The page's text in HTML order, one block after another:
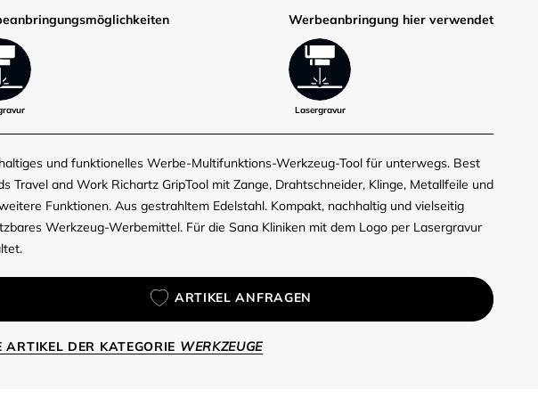
Werbe­anbringung hier verwendet
Lasergravur
und funktionelles Werbe-Multifunktions-Werkzeug-Tool für unterwegs. Best
Travel and Work Richartz GripTool mit Zange, Drahtschneider, Klinge, Metallfeile und
Funktionen. Aus gestrahltem Edelstahl. Kompakt, nachhaltig und vielseitig
Werkzeug-Werbemittel. Für die Sana Kliniken mit dem Logo per Lasergravur
ARTIKEL ANFRAGEN
ARTIKEL DER KATEGORIE WERKZEUGE